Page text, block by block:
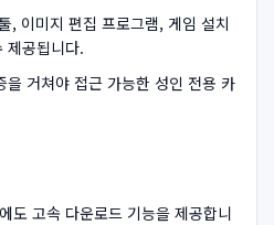
, 이미지 편집 프로그램, 게임 설치
제공됩니다.
을 거쳐야 접근 가능한 성인 전용 카
도 고속 다운로드 기능을 제공합니